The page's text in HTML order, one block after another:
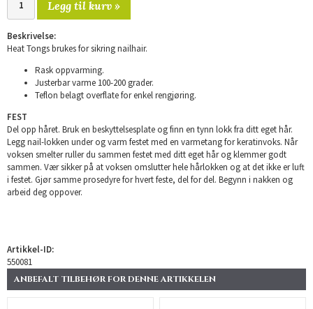
Legg til kurv »
Beskrivelse:
Heat Tongs brukes for sikring nailhair.
Rask oppvarming.
Justerbar varme 100-200 grader.
Teflon belagt overflate for enkel rengjøring.
FEST
Del opp håret. Bruk en beskyttelsesplate og finn en tynn lokk fra ditt eget hår.
Legg nail-lokken under og varm festet med en varmetang for keratinvoks. Når
voksen smelter ruller du sammen festet med ditt eget hår og klemmer godt
sammen. Vær sikker på at voksen omslutter hele hårlokken og at det ikke er luft
i festet. Gjør samme prosedyre for hvert feste, del for del. Begynn i nakken og
arbeid deg oppover.
Artikkel-ID:
550081
ANBEFALT TILBEHØR FOR DENNE ARTIKKELEN